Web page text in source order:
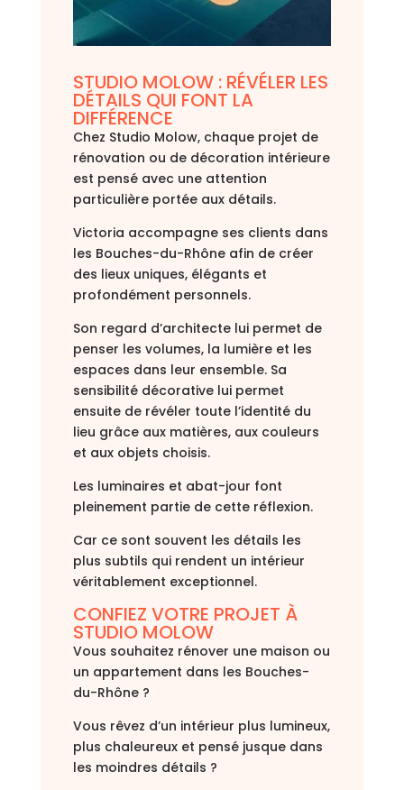
STUDIO MOLOW : RÉVÉLER LES
DÉTAILS QUI FONT LA
DIFFÉRENCE
Chez Studio Molow, chaque projet de
rénovation ou de décoration intérieure
est pensé avec une attention
particulière portée aux détails.
Victoria accompagne ses clients dans
les Bouches-du-Rhône afin de créer
des lieux uniques, élégants et
profondément personnels.
Son regard d’architecte lui permet de
penser les volumes, la lumière et les
espaces dans leur ensemble. Sa
sensibilité décorative lui permet
ensuite de révéler toute l’identité du
lieu grâce aux matières, aux couleurs
et aux objets choisis.
Les luminaires et abat-jour font
pleinement partie de cette réflexion.
Car ce sont souvent les détails les
plus subtils qui rendent un intérieur
véritablement exceptionnel.
CONFIEZ VOTRE PROJET À
STUDIO MOLOW
Vous souhaitez rénover une maison ou
un appartement dans les Bouches-
du-Rhône ?
Vous rêvez d’un intérieur plus lumineux,
plus chaleureux et pensé jusque dans
les moindres détails ?